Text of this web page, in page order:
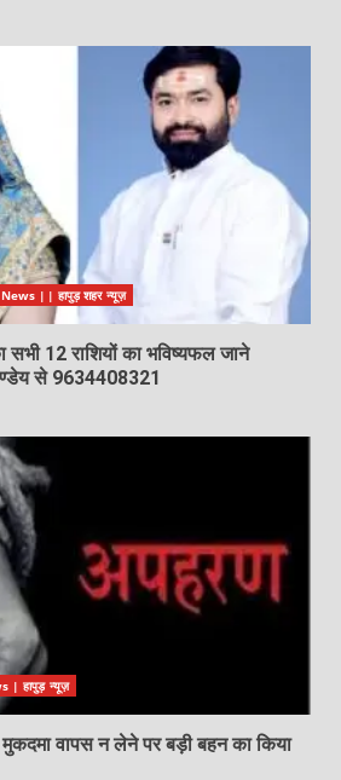
|| हापुड़ शहर न्यूज़
12 राशियों का भविष्यफल जाने
से 9634408321
| हापुड़ न्यूज़
वापस न लेने पर बड़ी बहन का किया